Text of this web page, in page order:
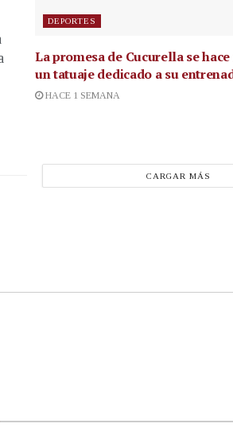
DEPORTES
La promesa de Cucurella se
un tatuaje dedicado a su
HACE 1 SEMANA
CARGAR MÁS